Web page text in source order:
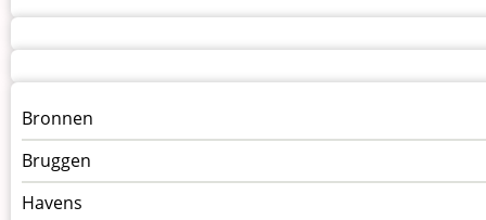
Menu
kunstwerken
op
kunstwerkpagina
Bronnen
Bruggen
Havens